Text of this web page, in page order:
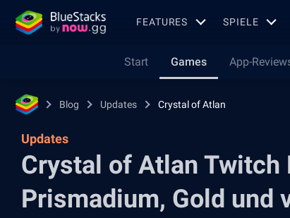
FEATURES SPIELE
Start Games App-
Blog Updates Crystal of Atlan
Updates
Crystal of Atlan Twitch
Prismadium, Gold und